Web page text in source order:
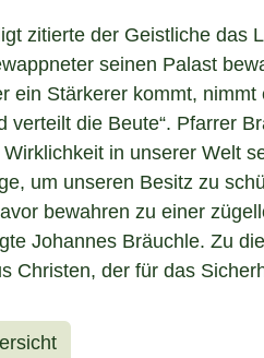
zitierte der Geistliche das
seinen Palast
ein Stärkerer kommt,
verteilt die Beute“. Pfarrer
in unserer Welt
um unseren Besitz zu
bewahren zu einer
Johannes Bräuchle. Zu
Christen, der für das